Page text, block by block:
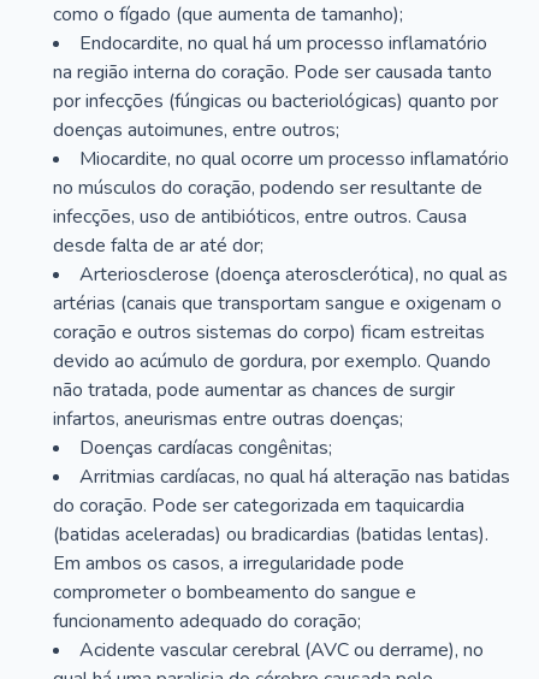
como o fígado (que aumenta de tamanho);
Endocardite, no qual há um processo inflamatório
na região interna do coração. Pode ser causada tanto
por infecções (fúngicas ou bacteriológicas) quanto por
doenças autoimunes, entre outros;
Miocardite, no qual ocorre um processo inflamatório
no músculos do coração, podendo ser resultante de
infecções, uso de antibióticos, entre outros. Causa
desde falta de ar até dor;
Arteriosclerose (doença aterosclerótica), no qual as
artérias (canais que transportam sangue e oxigenam o
coração e outros sistemas do corpo) ficam estreitas
devido ao acúmulo de gordura, por exemplo. Quando
não tratada, pode aumentar as chances de surgir
infartos, aneurismas entre outras doenças;
Doenças cardíacas congênitas;
Arritmias cardíacas, no qual há alteração nas batidas
do coração. Pode ser categorizada em taquicardia
(batidas aceleradas) ou bradicardias (batidas lentas).
Em ambos os casos, a irregularidade pode
comprometer o bombeamento do sangue e
funcionamento adequado do coração;
Acidente vascular cerebral (AVC ou derrame), no